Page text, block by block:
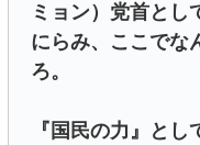
ミョン）党首とし
にらみ、ここでな
ろ。
『国民の力』と